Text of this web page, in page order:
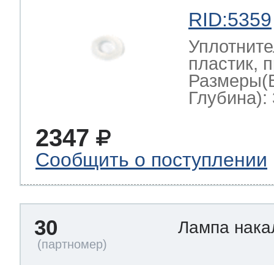
RID:5359
пластик,
Глубина):
2347
Сообщить о поступлении
30 Лампа